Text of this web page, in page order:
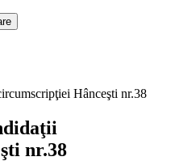
Hânceşti nr.38
nr.38